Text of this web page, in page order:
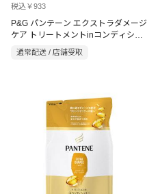
税込￥933
P&G パンテーン エクストラダメージ
ケア トリートメントinコンディショ
ナー 860g
通常配送 / 店舗受取